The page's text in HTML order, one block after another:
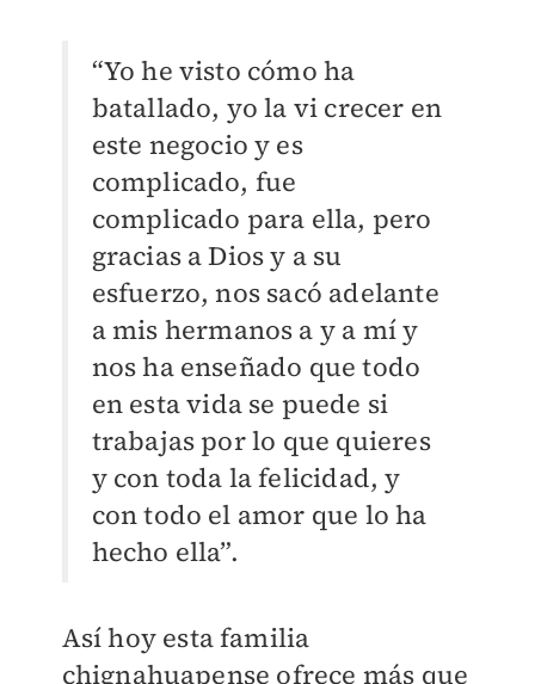
“Yo he visto cómo ha
batallado, yo la vi crecer en
este negocio y es
complicado, fue
complicado para ella, pero
gracias a Dios y a su
esfuerzo, nos sacó adelante
a mis hermanos a y a mí y
nos ha enseñado que todo
en esta vida se puede si
trabajas por lo que quieres
y con toda la felicidad, y
con todo el amor que lo ha
hecho ella”.
Así hoy esta familia
chignahuapense ofrece más que